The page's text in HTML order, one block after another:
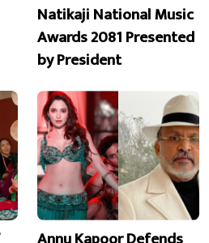
Natikaji National Music
Awards 2081 Presented
by President